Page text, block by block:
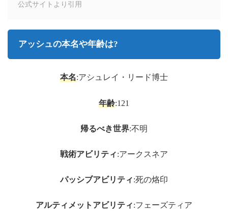
公式サイトより引用
アッシュの本名や年齢は?
本名:アシュレイ・リード博士
年齢:121
帰るべき世界:不明
戦術アビリティ:アークスネア
パッシブアビリティ:死の烙印
アルティメットアビリティ:フェーズティア